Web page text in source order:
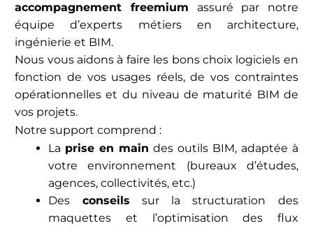
accompagnement freemium assuré par notre
équipe d’experts métiers en architecture,
ingénierie et BIM.
Nous vous aidons à faire les bons choix logiciels en
fonction de vos usages réels, de vos contraintes
opérationnelles et du niveau de maturité BIM de
vos projets.
Notre support comprend :
La prise en main des outils BIM, adaptée à
votre environnement (bureaux d’études,
agences, collectivités, etc.)
Des conseils sur la structuration des
maquettes et l’optimisation des flux